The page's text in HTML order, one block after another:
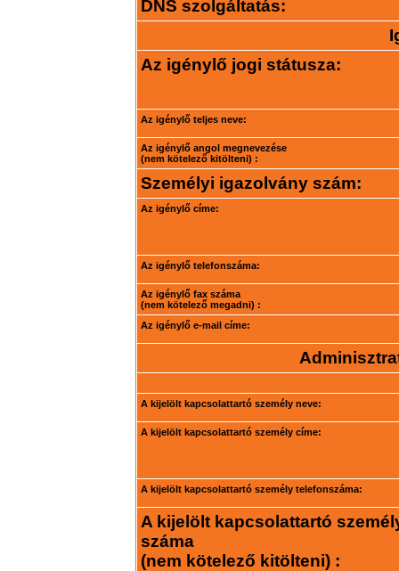
DNS szolgáltatás:
Az igénylő jogi státusza:
Az igénylő teljes neve:
Az igénylő angol megnevezése
(nem kötelező kitölteni) :
Személyi igazolvány szám:
Az igénylő címe:
Az igénylő telefonszáma:
Az igénylő fax száma
(nem kötelező megadni) :
Az igénylő e-mail címe:
A kijelölt kapcsolattartó személy neve:
A kijelölt kapcsolattartó személy címe:
A kijelölt kapcsolattartó személy telefonszáma:
A kijelölt kapcsolattartó
száma
(nem kötelező kitölteni) :